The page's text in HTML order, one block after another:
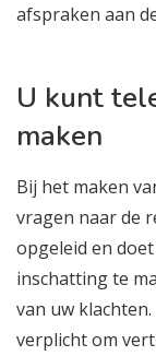
afspraken aan
U kunt
maken
Bij het maken
vragen naar de
opgeleid en
inschatting te
van uw
verplicht om